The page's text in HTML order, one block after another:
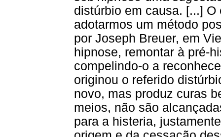
distúrbio em causa. [...]
adotarmos um método
por Joseph Breuer, em
hipnose, remontar à pré-
compelindo-o a
originou o referido
novo, mas produz curas
meios, não são
para a histeria,